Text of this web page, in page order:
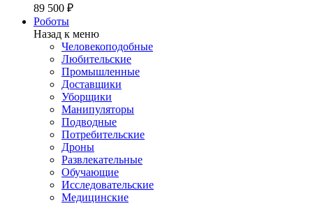
89 500 ₽
Роботы
Назад к меню
Человекоподобные
Любительские
Промышленные
Доставщики
Уборщики
Манипуляторы
Подводные
Потребительские
Дроны
Развлекательные
Обучающие
Исследовательские
Медицинские